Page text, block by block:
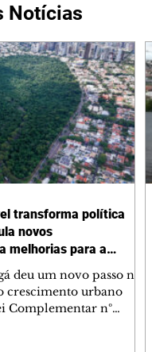
Notícias
transforma política
novos
melhorias para a
deu um novo passo na
crescimento urbano
Complementar nº